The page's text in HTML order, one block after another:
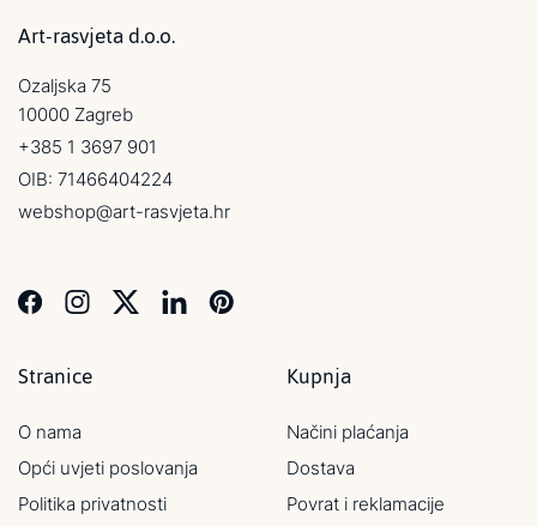
Art-rasvjeta d.o.o.
Ozaljska 75
10000 Zagreb
+385 1 3697 901
OIB: 71466404224
webshop@art-rasvjeta.hr
Stranice
O nama
Opći uvjeti poslovanja
Politika privatnosti
Kupnja
Načini plaćanja
Dostava
Povrat i reklamacije